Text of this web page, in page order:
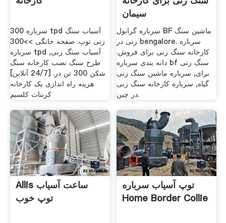
300 سرباره tpd آسیاب سنگ
زنی توپ. صفحه خانگی >>300
سرباره tpd آسیاب سنگ زنی,
طرح سنگ نصب کارخانه سنگ
شکن 300 تن در. [24/7 آنلاین]
هزینه راه اندازی یک کارخانه
کربنات کلسیم
سیمان
سرباره گرانول BF ماشین سنگ
زنی در bengalore. سرباره
کارخانه سنگ زنی برای فروش.
دانه بندی سرباره bf سنگ زنی
برای, سرباره ماشین سنگ زنی
گیاه, سرباره کارخانه سنگ زنی
در چین.
Allis ساعت آسیاب
توپ خوب
توپ آسیاب سرباره
Home Border Collie